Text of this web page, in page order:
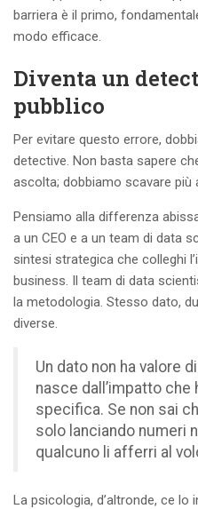
barriera è il primo,
modo efficace.
Diventa un
pubblico
Per evitare questo errore,
detective. Non basta sapere
ascolta; dobbiamo scavare più
Pensiamo alla differenza
a un CEO e a un team di data
sintesi strategica che colleghi
business. Il team di data
la metodologia. Stesso dato,
diverse.
Un dato non ha valore
nasce dall’impatto che
specifica. Se non sai
solo lanciando numeri
qualcuno li afferri al
La psicologia, d’altronde, ce lo